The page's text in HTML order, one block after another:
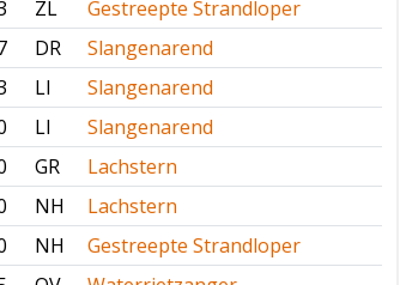
ZL
Gestreepte Strandloper
DR
Slangenarend
LI
Slangenarend
LI
Slangenarend
GR
Lachstern
NH
Lachstern
NH
Gestreepte Strandloper